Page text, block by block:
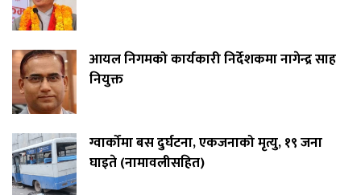
आयल निगमको कार्यकारी निर्देशकमा नागेन्द्र साह
नियुक्त
ग्वार्कोमा बस दुर्घटना, एकजनाको मृत्यु, १९ जना
घाइते (नामावलीसहित)